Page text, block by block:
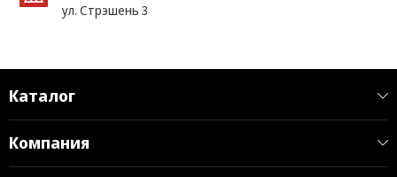
ул. Стрэшень 3
Каталог
Компания